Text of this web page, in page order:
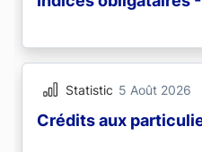
Statistic 5 Août 2026
Crédits aux